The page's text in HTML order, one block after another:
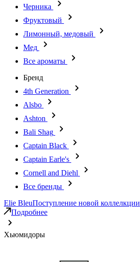
Черника
Фруктовый
Лимонный, медовый
Мед
Все ароматы
Бренд
4th Generation
Alsbo
Ashton
Bali Shag
Captain Black
Captain Earle's
Cornell and Diehl
Все бренды
Elie BleuПоступление новой коллелкции
Подробнее
Хьюмидоры